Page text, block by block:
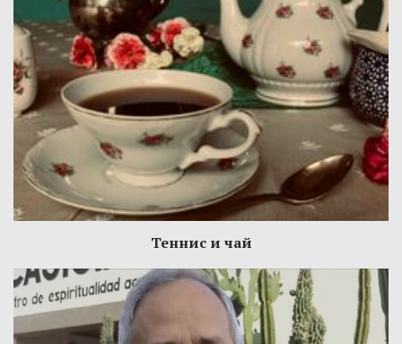
Теннис и чай